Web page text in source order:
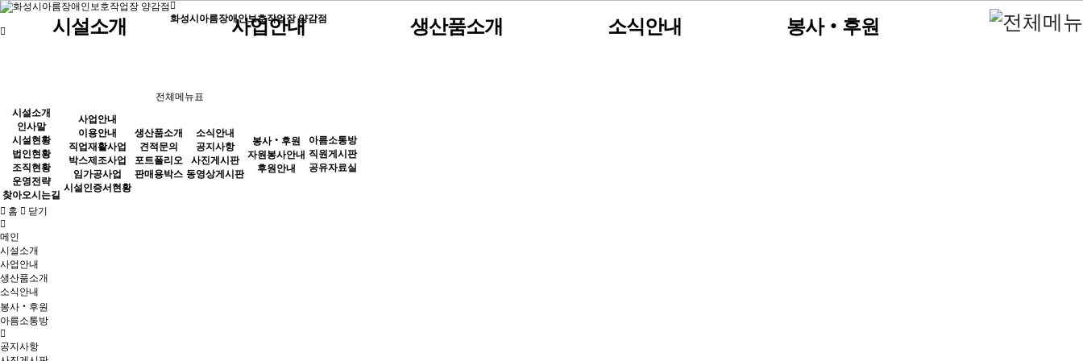
화성시아름장애인보호작업장 양감점
시설소개
법인현황
조직현황
운영전략
찾아오시는길
사업안내
임가공사업
시설인증서현황
생산품소개 소식안내 봉사‧후원
전체메뉴표
시설소개
인사말
시설현황
법인현황
조직현황
운영전략
찾아오시는길
사업안내
이용안내
직업재활사업
박스제조사업
임가공사업
시설인증서현황
생산품소개
견적문의
포트폴리오
판매용박스
소식안내
공지사항
사진게시판
동영상게시판
봉사‧후원
자원봉사안내
후원안내
아름소통방
직원게시판
공유자료실
홈 닫기
메인
시설소개
사업안내
생산품소개
소식안내
봉사‧후원
아름소통방
공지사항